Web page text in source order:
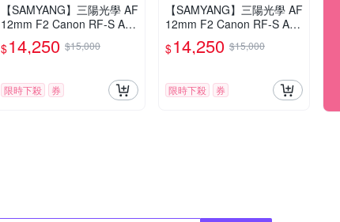
【SAMYANG】三陽光學 AF
12mm F2 Canon RF-S AP
S-C 自動對焦鏡頭 公司貨
$14,250 $15,000
限時下殺 券
【SAMYANG】三陽光學 AF
12mm F2 Canon RF-S AP
S-C 自動對焦鏡頭 公司貨
$14,250 $15,000
限時下殺 券